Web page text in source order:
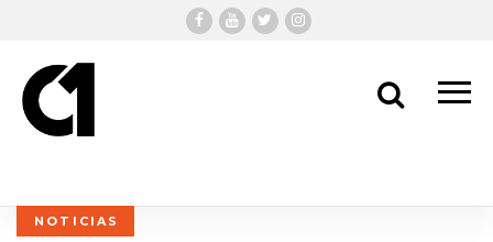
Search
NOTICIAS